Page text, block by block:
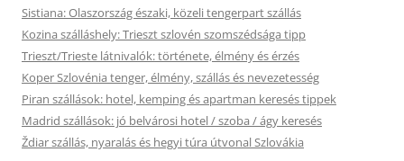
Sistiana: Olaszország északi, közeli tengerpart szállás
Kozina szálláshely: Trieszt szlovén szomszédsága tipp
Trieszt/Trieste látnivalók: története, élmény és érzés
Koper Szlovénia tenger, élmény, szállás és nevezetesség
Piran szállások: hotel, kemping és apartman keresés tippek
Madrid szállások: jó belvárosi hotel / szoba / ágy keresés
Ždiar szállás, nyaralás és hegyi túra útvonal Szlovákia